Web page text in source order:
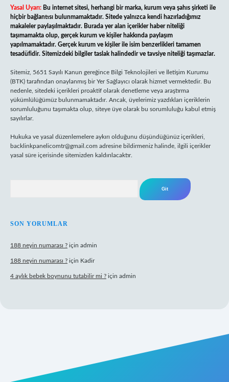
Yasal Uyarı: Bu internet sitesi, herhangi bir marka, kurum veya şahıs şirketi ile
hiçbir bağlantısı bulunmamaktadır. Sitede yalnızca kendi hazırladığımız
makaleler paylaşılmaktadır. Burada yer alan içerikler haber niteliği
taşımamakta olup, gerçek kurum ve kişiler hakkında paylaşım
yapılmamaktadır. Gerçek kurum ve kişiler ile isim benzerlikleri tamamen
tesadüfidir. Sitemizdeki bilgiler taslak halindedir ve tavsiye niteliği taşımazlar.
Sitemiz, 5651 Sayılı Kanun gereğince Bilgi Teknolojileri ve İletişim Kurumu
(BTK) tarafından onaylanmış bir Yer Sağlayıcı olarak hizmet vermektedir. Bu
nedenle, sitedeki içerikleri proaktif olarak denetleme veya araştırma
yükümlülüğümüz bulunmamaktadır. Ancak, üyelerimiz yazdıkları içeriklerin
sorumluluğunu taşımakta olup, siteye üye olarak bu sorumluluğu kabul etmiş
sayılırlar.
Hukuka ve yasal düzenlemelere aykırı olduğunu düşündüğünüz içerikleri,
backlinkpanelicomtr@gmail.com adresine bildirmeniz halinde, ilgili içerikler
yasal süre içerisinde sitemizden kaldırılacaktır.
SON YORUMLAR
188 neyin numarası ? için admin
188 neyin numarası ? için Kadir
4 aylık bebek boynunu tutabilir mi ? için admin